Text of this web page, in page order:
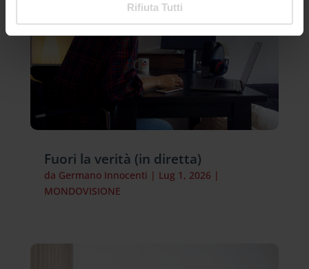
Rifiuta Tutti
Fuori la verità (in diretta)
da Germano Innocenti | Lug 1, 2026 |
MONDOVISIONE